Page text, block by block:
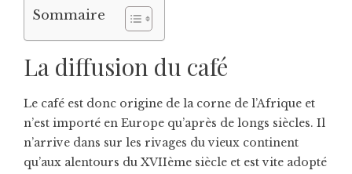
Sommaire
La diffusion du café
Le café est donc origine de la corne de l’Afrique et
n’est importé en Europe qu’après de longs siècles. Il
n’arrive dans sur les rivages du vieux continent
qu’aux alentours du XVIIème siècle et est vite adopté